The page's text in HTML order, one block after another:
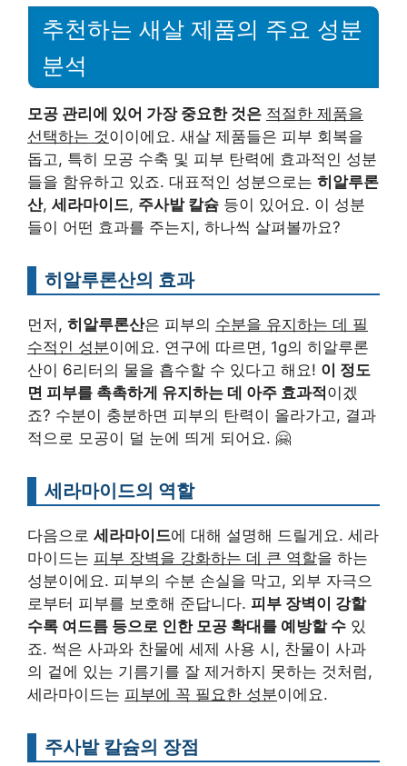
추천하는 새살 제품의 주요 성분
분석
모공 관리에 있어 가장 중요한 것은 적절한 제품을
선택하는 것이이에요. 새살 제품들은 피부 회복을
돕고, 특히 모공 수축 및 피부 탄력에 효과적인 성분
들을 함유하고 있죠. 대표적인 성분으로는 히알루론
산, 세라마이드, 주사밭 칼슘 등이 있어요. 이 성분
들이 어떤 효과를 주는지, 하나씩 살펴볼까요?
히알루론산의 효과
먼저, 히알루론산은 피부의 수분을 유지하는 데 필
수적인 성분이에요. 연구에 따르면, 1g의 히알루론
산이 6리터의 물을 흡수할 수 있다고 해요! 이 정도
면 피부를 촉촉하게 유지하는 데 아주 효과적이겠
죠? 수분이 충분하면 피부의 탄력이 올라가고, 결과
적으로 모공이 덜 눈에 띄게 되어요. 🤗
세라마이드의 역할
다음으로 세라마이드에 대해 설명해 드릴게요. 세라
마이드는 피부 장벽을 강화하는 데 큰 역할을 하는
성분이에요. 피부의 수분 손실을 막고, 외부 자극으
로부터 피부를 보호해 준답니다. 피부 장벽이 강할
수록 여드름 등으로 인한 모공 확대를 예방할 수 있
죠. 썩은 사과와 찬물에 세제 사용 시, 찬물이 사과
의 겉에 있는 기름기를 잘 제거하지 못하는 것처럼,
세라마이드는 피부에 꼭 필요한 성분이에요.
주사밭 칼슘의 장점